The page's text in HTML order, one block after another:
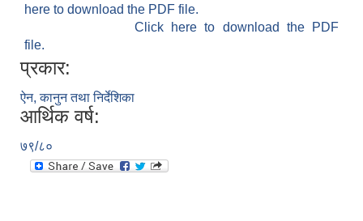
here to download the PDF file.
Click here to download the PDF
file.
प्रकार:
ऐन, कानुन तथा निर्देशिका
आर्थिक वर्ष:
७९/८०